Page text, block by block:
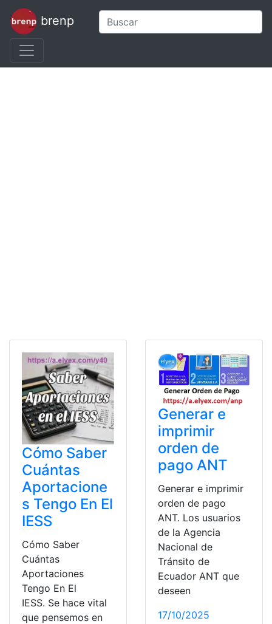
brenp
Cómo Saber
Cuántas
Aportacione
s Tengo En El
IESS
Cómo Saber
Cuántas
Aportaciones
Tengo En El
IESS. Se hace vital
que pensemos en
Generar e
imprimir
orden de
pago ANT
Generar e imprimir
orden de pago
ANT. Los usuarios
de la Agencia
Nacional de
Tránsito de
Ecuador ANT que
deseen
17/10/2025